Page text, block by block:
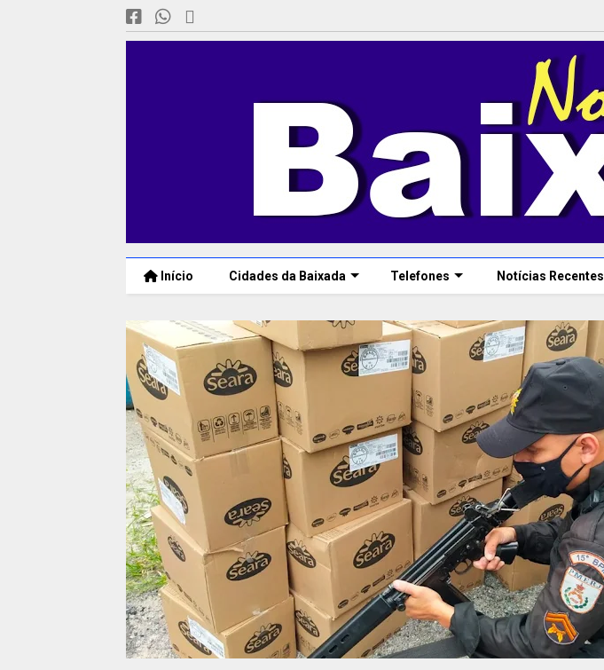
Início Cidades da Baixada Telefones Notícias Recentes